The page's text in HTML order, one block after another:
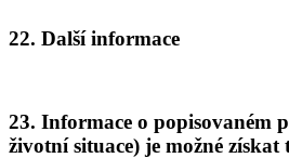
22. Další informace
23. Informace o popisovaném
životní situace) je možné